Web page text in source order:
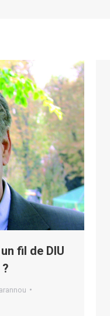
fil de DIU
arannou